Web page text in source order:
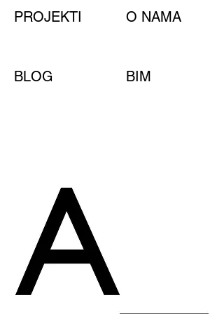
PROJEKTI
BLOG BIM
O NAMA